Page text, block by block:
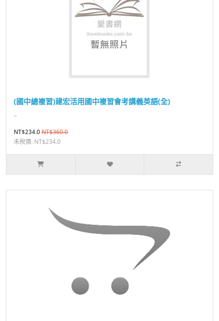
(國中總複習)建宏活用國中複習會考講義英語(全)
..
NT$234.0NT$360.0
未稅價: NT$234.0